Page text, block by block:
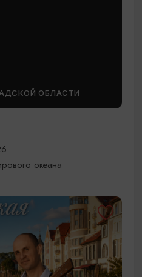
ОБЛАСТИ
океана